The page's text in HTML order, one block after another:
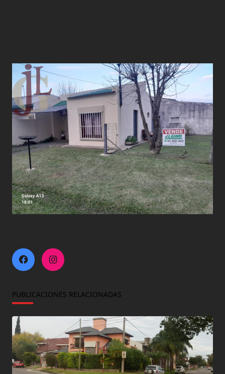
PUBLICACIONES RELACIONADAS